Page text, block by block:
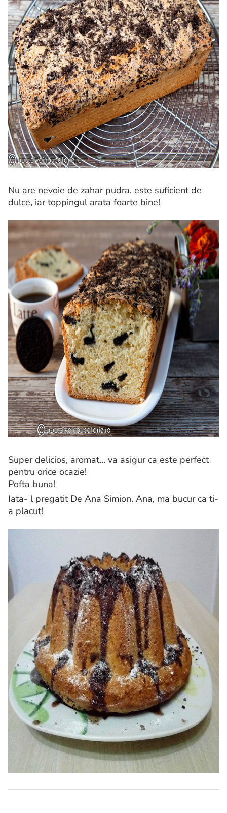
Nu are nevoie de zahar pudra, este suficient de
dulce, iar toppingul arata foarte bine!
Super delicios, aromat… va asigur ca este perfect
pentru orice ocazie!
Pofta buna!
Iata- l pregatit De Ana Simion. Ana, ma bucur ca ti-
a placut!